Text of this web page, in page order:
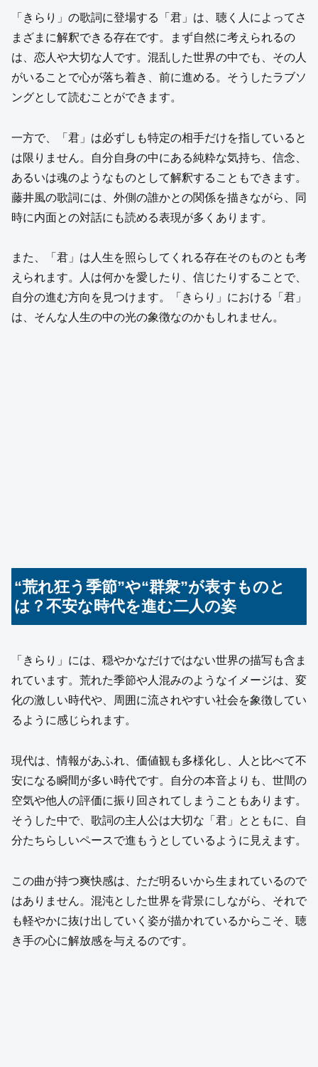
「きらり」の歌詞に登場する「君」は、聴く人によってさ
まざまに解釈できる存在です。まず自然に考えられるの
は、恋人や大切な人です。混乱した世界の中でも、その人
がいることで心が落ち着き、前に進める。そうしたラブソ
ングとして読むことができます。
一方で、「君」は必ずしも特定の相手だけを指していると
は限りません。自分自身の中にある純粋な気持ち、信念、
あるいは魂のようなものとして解釈することもできます。
藤井風の歌詞には、外側の誰かとの関係を描きながら、同
時に内面との対話にも読める表現が多くあります。
また、「君」は人生を照らしてくれる存在そのものとも考
えられます。人は何かを愛したり、信じたりすることで、
自分の進む方向を見つけます。「きらり」における「君」
は、そんな人生の中の光の象徴なのかもしれません。
“荒れ狂う季節”や“群衆”が表すものと
は？不安な時代を進む二人の姿
「きらり」には、穏やかなだけではない世界の描写も含ま
れています。荒れた季節や人混みのようなイメージは、変
化の激しい時代や、周囲に流されやすい社会を象徴してい
るように感じられます。
現代は、情報があふれ、価値観も多様化し、人と比べて不
安になる瞬間が多い時代です。自分の本音よりも、世間の
空気や他人の評価に振り回されてしまうこともあります。
そうした中で、歌詞の主人公は大切な「君」とともに、自
分たちらしいペースで進もうとしているように見えます。
この曲が持つ爽快感は、ただ明るいから生まれているので
はありません。混沌とした世界を背景にしながら、それで
も軽やかに抜け出していく姿が描かれているからこそ、聴
き手の心に解放感を与えるのです。